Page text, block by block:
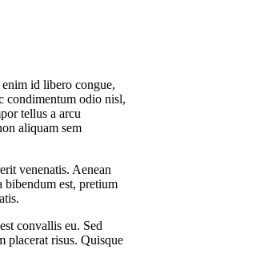
id libero congue,
condimentum odio nisl,
tellus a arcu
aliquam sem
venenatis. Aenean
bibendum est, pretium
convallis eu. Sed
placerat risus. Quisque